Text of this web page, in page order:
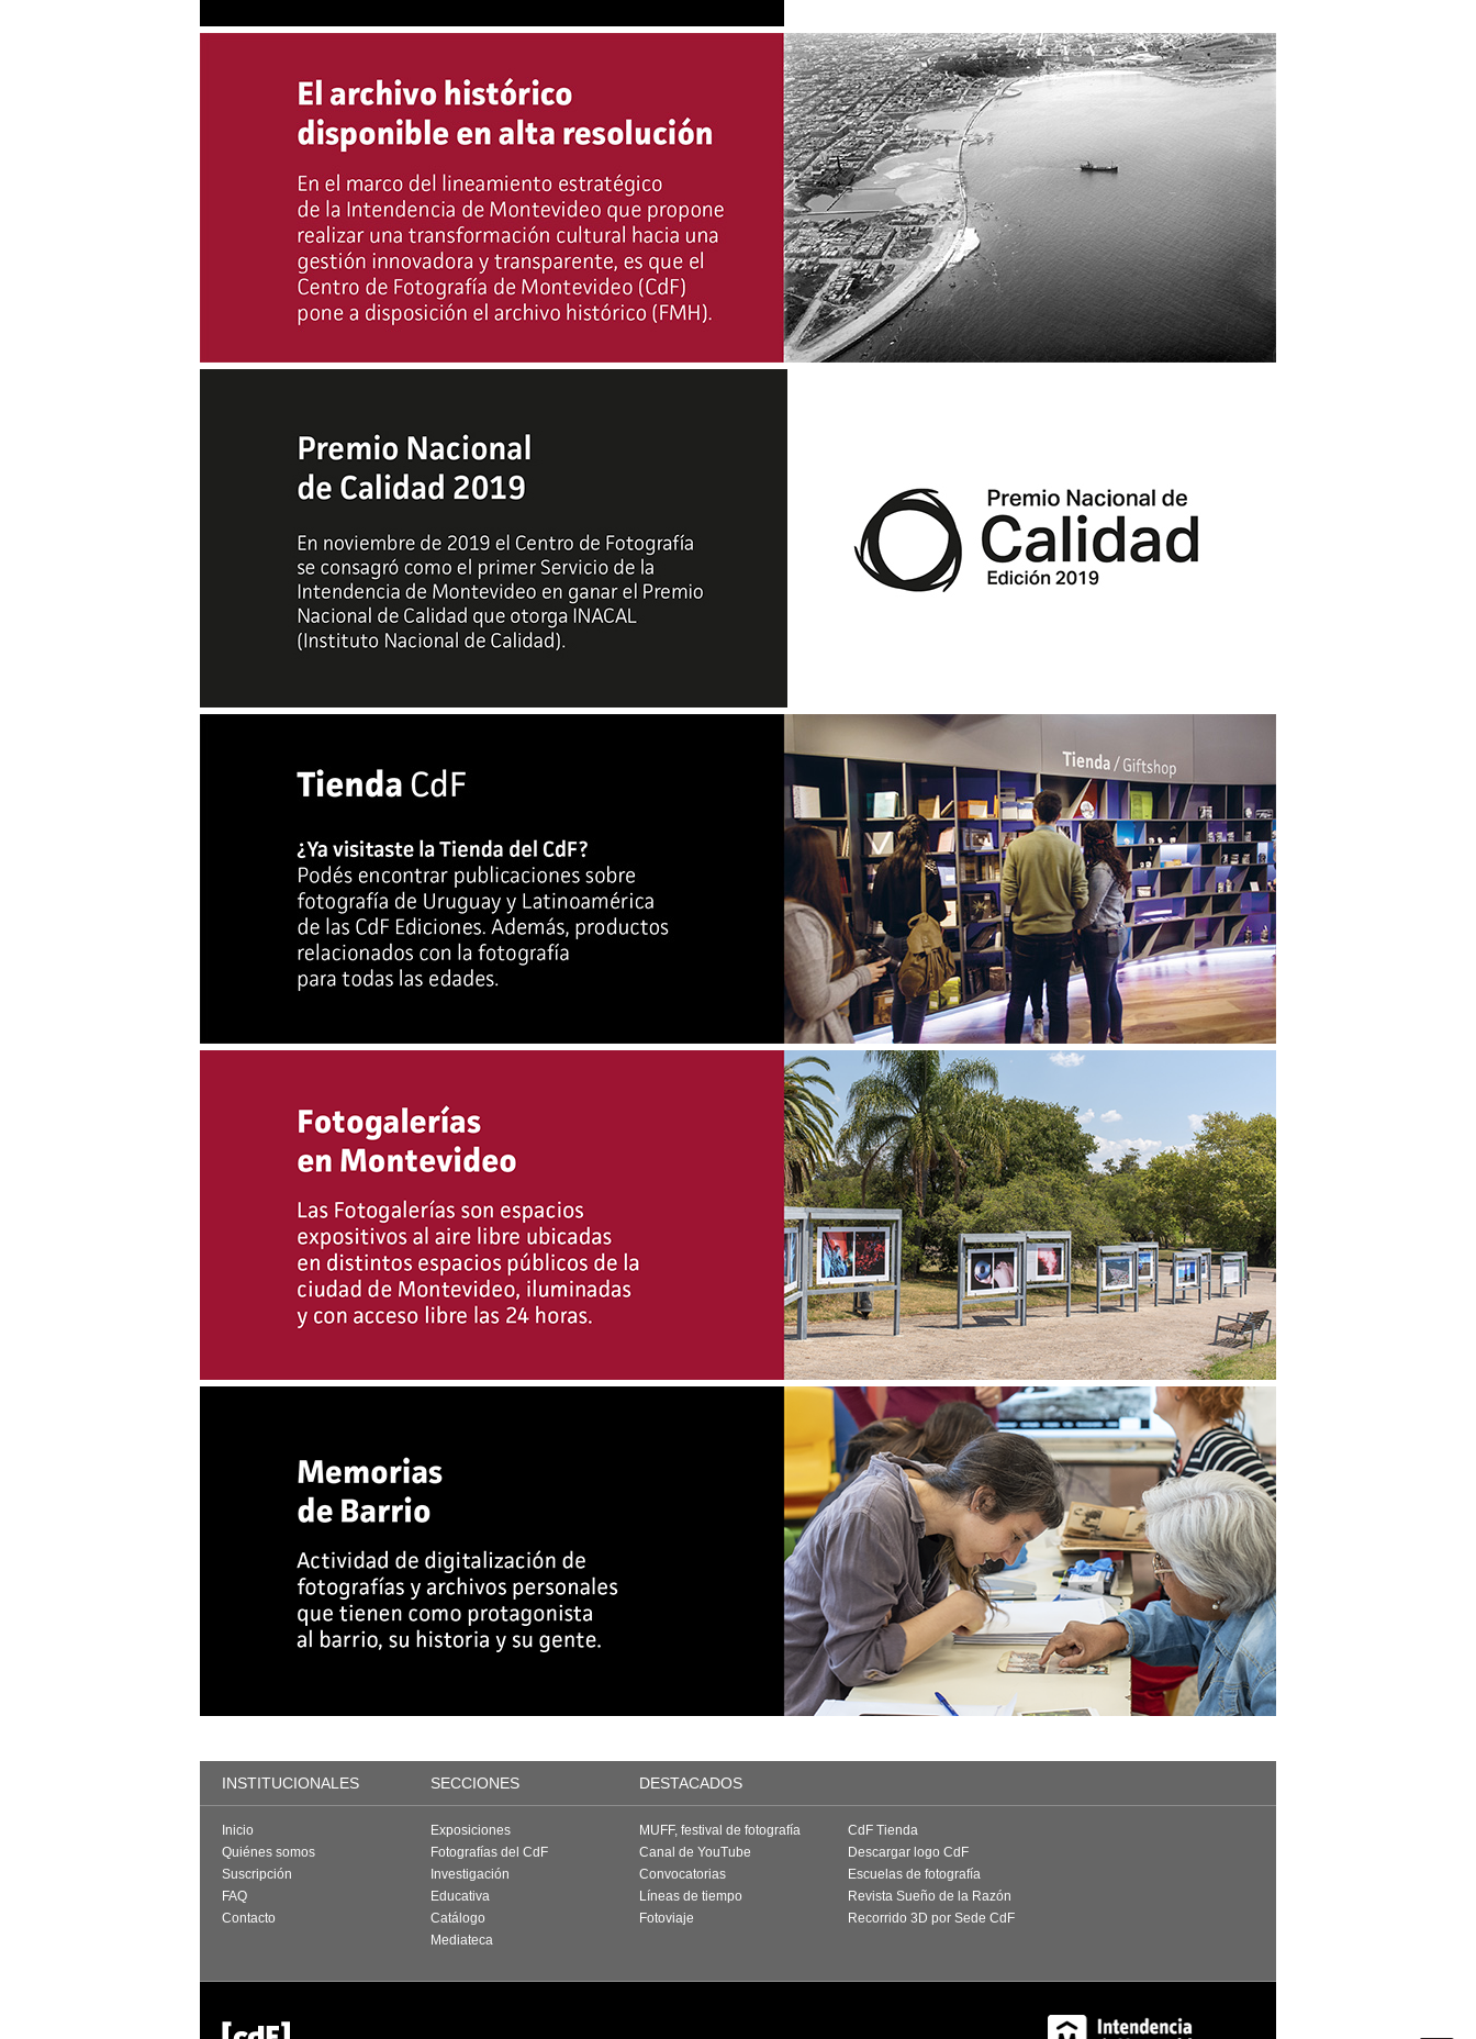
INSTITUCIONALES SECCIONES DESTACADOS
Inicio
Quiénes somos
Suscripción
FAQ
Contacto
Exposiciones
Fotografías del CdF
Investigación
Educativa
Catálogo
Mediateca
MUFF, festival de fotografía
Canal de YouTube
Convocatorias
Líneas de tiempo
Fotoviaje
CdF Tienda
Descargar logo CdF
Escuelas de fotografía
Revista Sueño de la Razón
Recorrido 3D por Sede CdF